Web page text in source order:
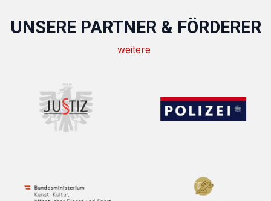
UNSERE PARTNER & FÖRDERER
weitere